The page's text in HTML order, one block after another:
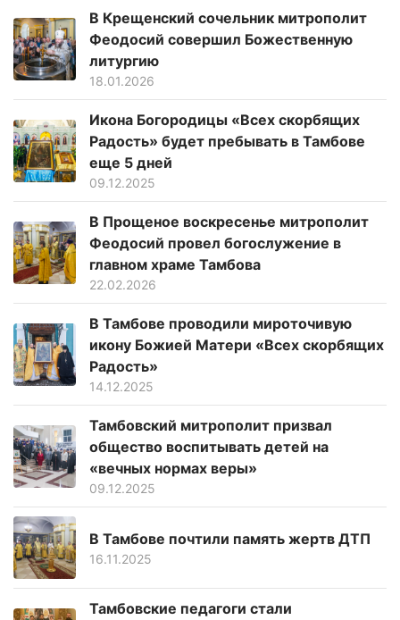
В Крещенский сочельник митрополит
Феодосий совершил Божественную
литургию
18.01.2026
Икона Богородицы «Всех скорбящих
Радость» будет пребывать в Тамбове
еще 5 дней
09.12.2025
В Прощеное воскресенье митрополит
Феодосий провел богослужение в
главном храме Тамбова
22.02.2026
В Тамбове проводили мироточивую
икону Божией Матери «Всех скорбящих
Радость»
14.12.2025
Тамбовский митрополит призвал
общество воспитывать детей на
«вечных нормах веры»
09.12.2025
В Тамбове почтили память жертв ДТП
16.11.2025
Тамбовские педагоги стали